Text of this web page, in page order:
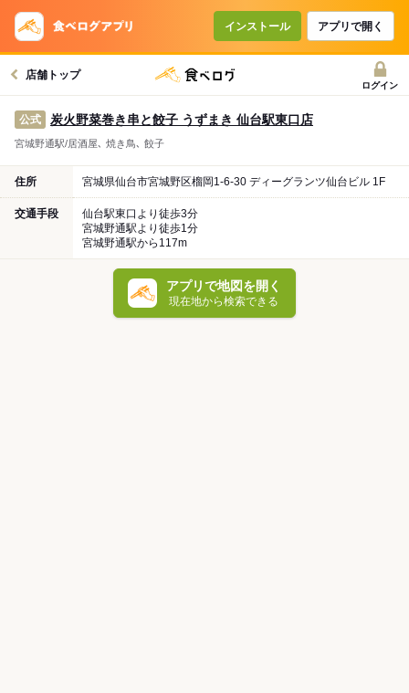
インストール アプリで開く
店舗トップ
ログイン
公式 炭火野菜巻き串と餃子 うずまき 仙台駅東口店
宮城野通駅/居酒屋､ 焼き鳥､ 餃子
住所 宮城県仙台市宮城野区榴岡1-6-30 ディーグランツ仙台ビル 1F
交通手段
仙台駅東口より徒歩3分
宮城野通駅より徒歩1分
宮城野通駅から117m
アプリで地図を開く
現在地から検索できる